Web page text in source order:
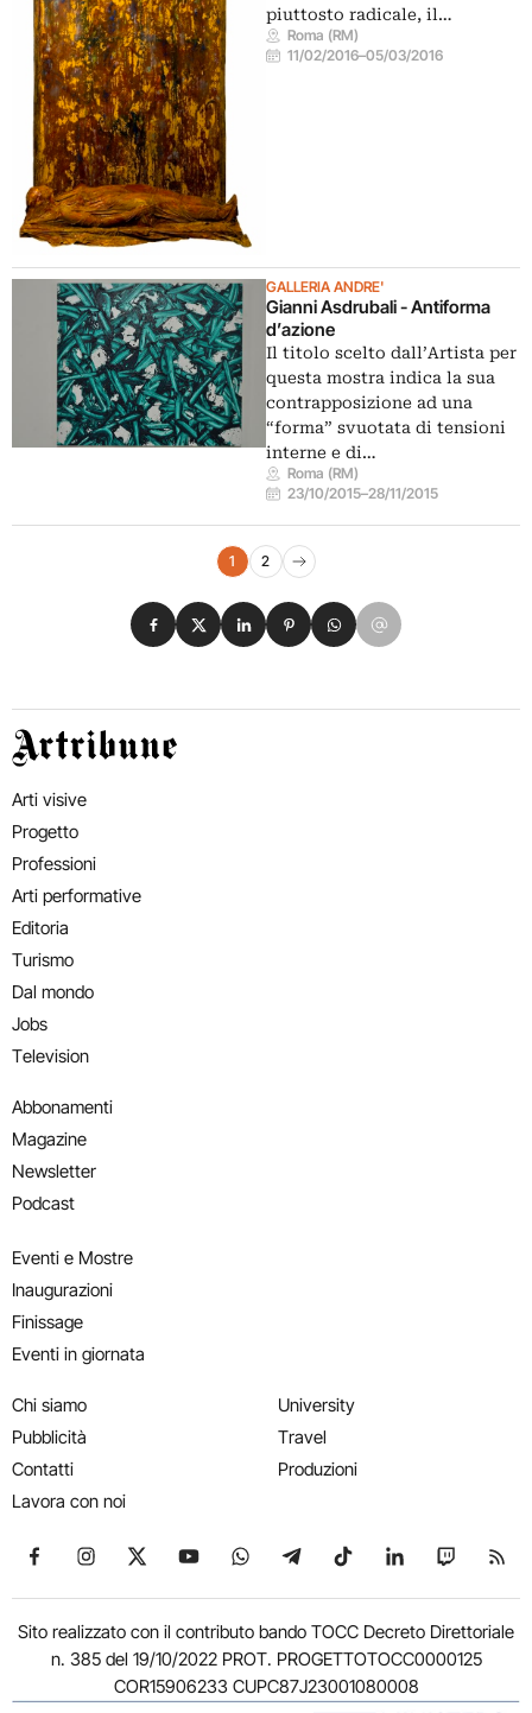
piuttosto radicale, il…
Roma (RM)
11/02/2016–05/03/2016
GALLERIA ANDRE'
Gianni Asdrubali - Antiforma
d’azione
Il titolo scelto dall’Artista per
questa mostra indica la sua
contrapposizione ad una
“forma” svuotata di tensioni
interne e di…
Roma (RM)
23/10/2015–28/11/2015
Navigazione eventi1 2
Pagina successiva
Condividi su Facebook
Condividi su X
Condividi su LinkedIn
Condividi su Pinterest
Condividi su WhatsApp
Condividi su Email
Artribune
Arti visive
Progetto
Professioni
Arti performative
Editoria
Turismo
Dal mondo
Jobs
Television
Abbonamenti
Magazine
Newsletter
Podcast
Eventi e Mostre
Inaugurazioni
Finissage
Eventi in giornata
Chi siamo
Pubblicità
Contatti
Lavora con noi
University
Travel
Produzioni
Seguici su Facebook
Seguici su Instagram
Seguici su X
Seguici su YouTube
Seguici su WhatsApp
Seguici su Telegram
Seguici su TikTok
Seguici su
Seguici
Sito realizzato con il contributo bando TOCC Decreto Direttoriale
n. 385 del 19/10/2022 PROT. PROGETTOTOCC0000125
COR15906233 CUPC87J23001080008